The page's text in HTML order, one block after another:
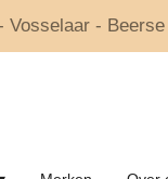
Vosselaar -